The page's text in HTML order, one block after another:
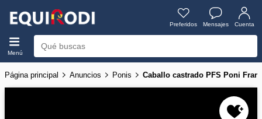
Preferidos Mensajes Cuenta
Menú
Página principal Anuncios Ponis Caballo castrado PFS Poni